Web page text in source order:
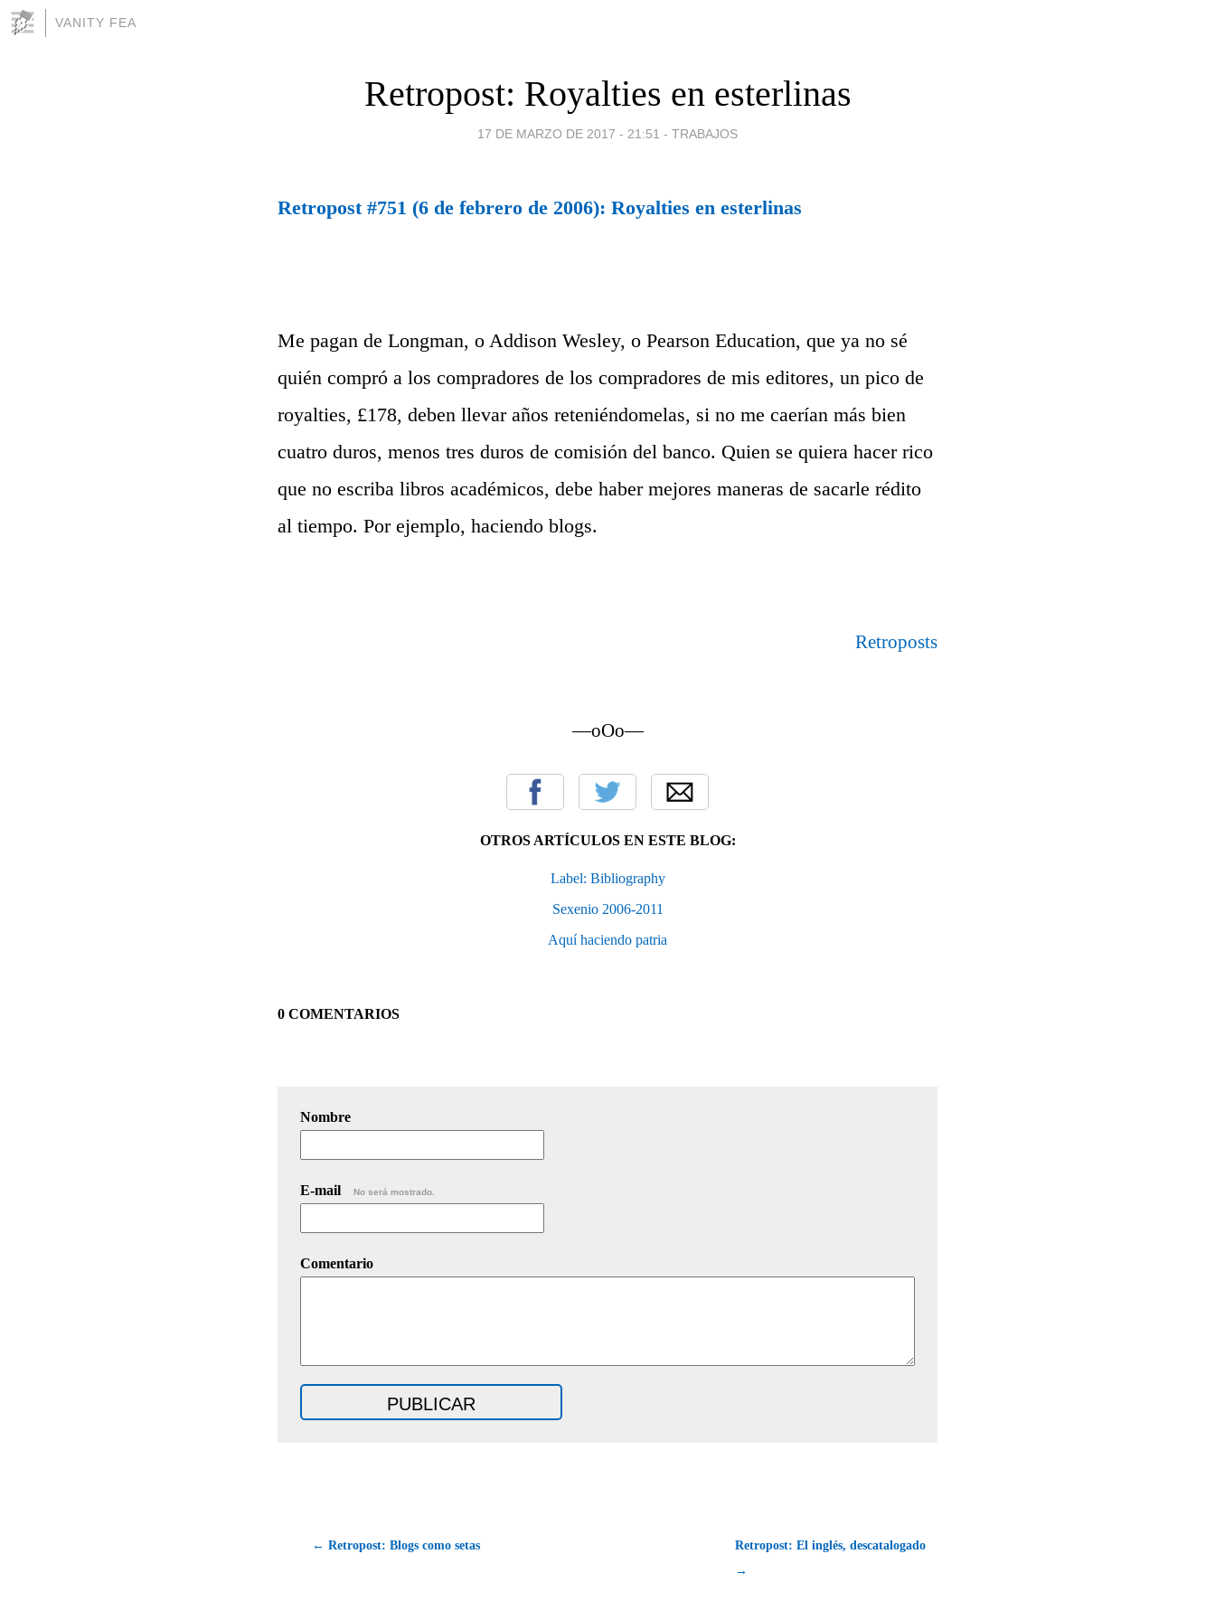
VANITY FEA
Retropost: Royalties en esterlinas
17 DE MARZO DE 2017 - 21:51 - TRABAJOS
Retropost #751 (6 de febrero de 2006): Royalties en esterlinas
Me pagan de Longman, o Addison Wesley, o Pearson Education, que ya no sé
quién compró a los compradores de los compradores de mis editores, un pico de
royalties, £178, deben llevar años reteniéndomelas, si no me caerían más bien
cuatro duros, menos tres duros de comisión del banco. Quien se quiera hacer rico
que no escriba libros académicos, debe haber mejores maneras de sacarle rédito
al tiempo. Por ejemplo, haciendo blogs.
Retroposts
—oOo—
OTROS ARTÍCULOS EN ESTE BLOG:
Label: Bibliography
Sexenio 2006-2011
Aquí haciendo patria
0 COMENTARIOS
Nombre
E-mail No será mostrado.
Comentario
← Retropost: Blogs como setas
Retropost: El inglés, descatalogado
→